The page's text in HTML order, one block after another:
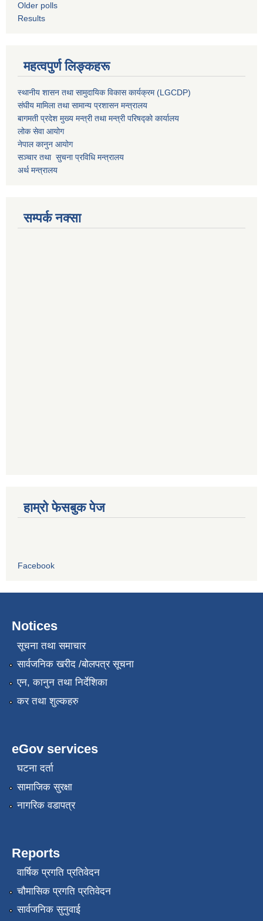
Older polls
Results
महत्वपुर्ण लिङ्कहरू
स्थानीय शासन तथा सामुदायिक विकास कार्यक्रम (LGCDP)
संघीय मामिला तथा सामान्य प्रशासन मन्त्रालय
बागमती प्रदेश मुख्य मन्त्री तथा मन्त्री परिषद्को कार्यालय
लोक सेवा आयोग
नेपाल कानुन आयोग
सञ्चार तथा सुचना प्रविधि मन्त्रालय
अर्थ मन्त्रालय
सम्पर्क नक्सा
हाम्रो फेसबुक पेज
Facebook
Notices
सूचना तथा समाचार
सार्वजनिक खरीद /बोलपत्र सूचना
एन, कानुन तथा निर्देशिका
कर तथा शुल्कहरु
eGov services
घटना दर्ता
सामाजिक सुरक्षा
नागरिक वडापत्र
Reports
वार्षिक प्रगति प्रतिवेदन
चौमासिक प्रगति प्रतिवेदन
सार्वजनिक सुनुवाई